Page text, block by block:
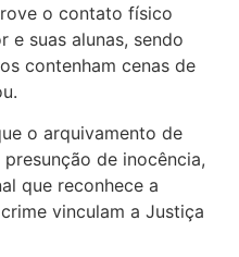
o contato físico
e suas alunas, sendo
contenham cenas de
o arquivamento de
de inocência,
que reconhece a
vinculam a Justiça